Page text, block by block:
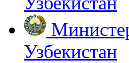
Узбекистан